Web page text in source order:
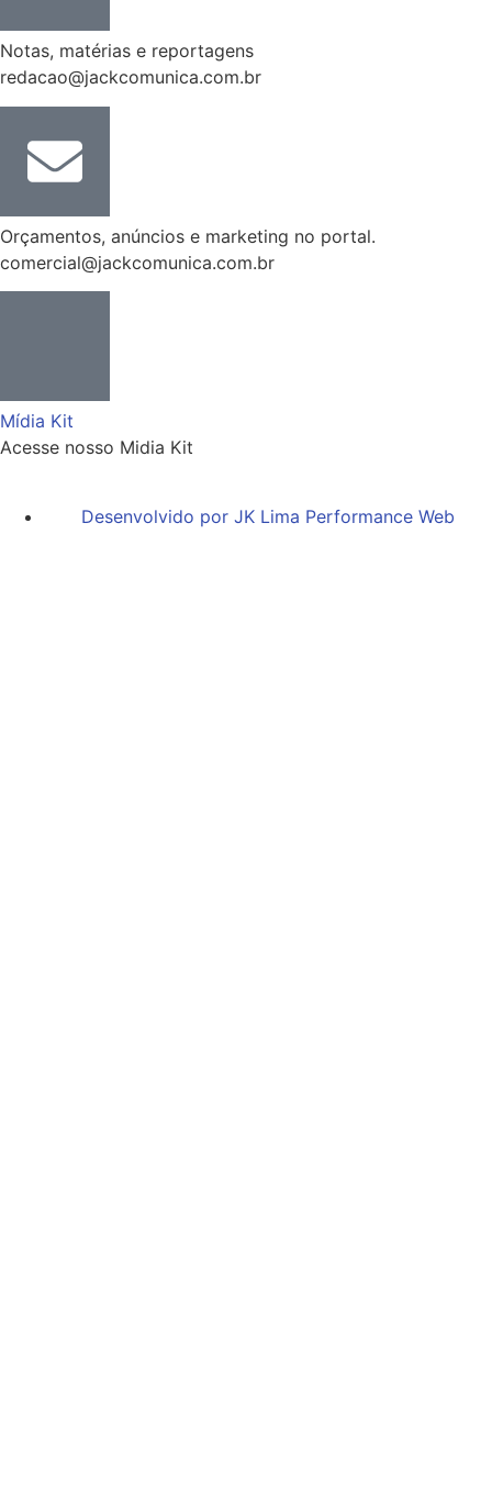
Notas, matérias e reportagens
redacao@jackcomunica.com.br
Orçamentos, anúncios e marketing no portal.
comercial@jackcomunica.com.br
Mídia Kit
Acesse nosso Midia Kit
Desenvolvido por JK Lima Performance Web